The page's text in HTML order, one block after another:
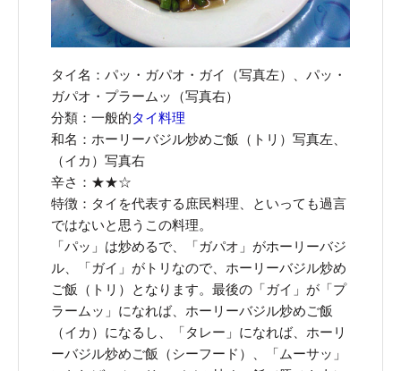
タイ名：パッ・ガパオ・ガイ（写真左）、パッ・
ガパオ・プラームッ（写真右）
分類：一般的タイ料理
和名：ホーリーバジル炒めご飯（トリ）写真左、
（イカ）写真右
辛さ：★★☆
特徴：タイを代表する庶民料理、といっても過言
ではないと思うこの料理。
「パッ」は炒めるで、「ガパオ」がホーリーバジ
ル、「ガイ」がトリなので、ホーリーバジル炒め
ご飯（トリ）となります。最後の「ガイ」が「プ
ラームッ」になれば、ホーリーバジル炒めご飯
（イカ）になるし、「タレー」になれば、ホーリ
ーバジル炒めご飯（シーフード）、「ムーサッ」